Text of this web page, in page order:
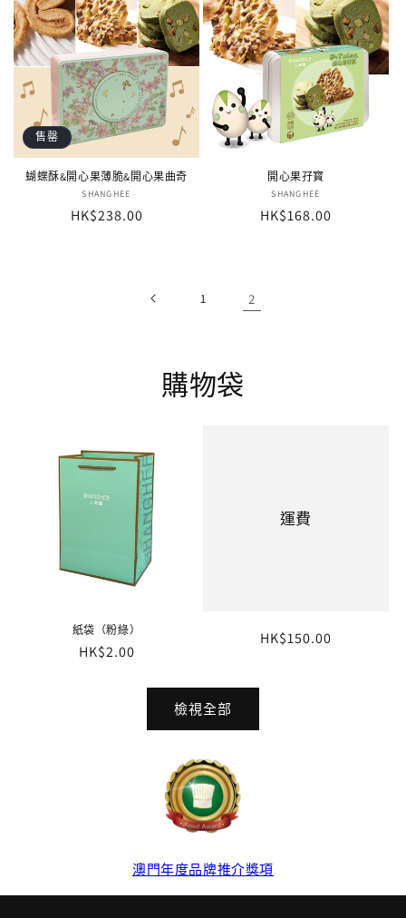
售罄
蝴蝶酥&開心果薄脆&開心果曲奇
SHANGHEE
定
HK$238.00
開心果孖寳
SHANGHEE
定
HK$168.00
1 2
購物袋
紙袋（粉綠）
定
HK$2.00
運費
定
HK$150.00
檢視全部
澳門年度品牌推介獎項